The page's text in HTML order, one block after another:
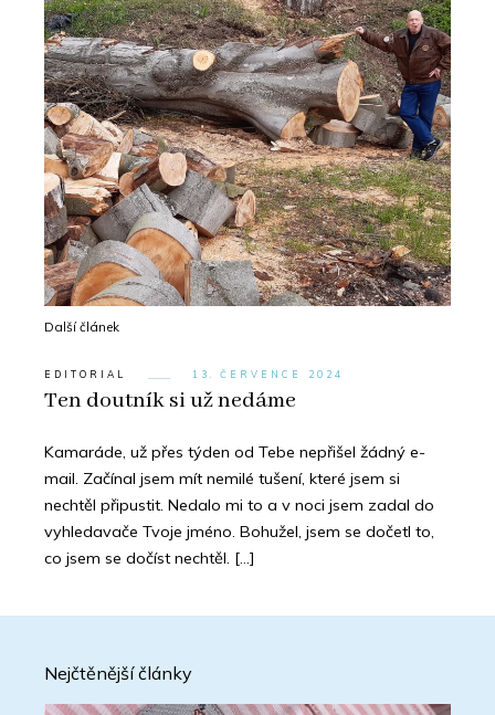
Další článek
EDITORIAL 13. ČERVENCE 2024
Ten doutník si už nedáme
Kamaráde, už přes týden od Tebe nepřišel žádný e-
mail. Začínal jsem mít nemilé tušení, které jsem si
nechtěl připustit. Nedalo mi to a v noci jsem zadal do
vyhledavače Tvoje jméno. Bohužel, jsem se dočetl to,
co jsem se dočíst nechtěl. […]
Nejčtěnější články